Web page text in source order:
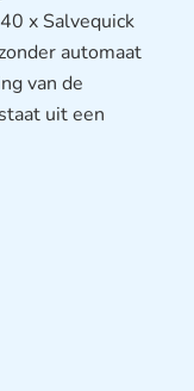
x Salvequick
automaat
van de
uit een